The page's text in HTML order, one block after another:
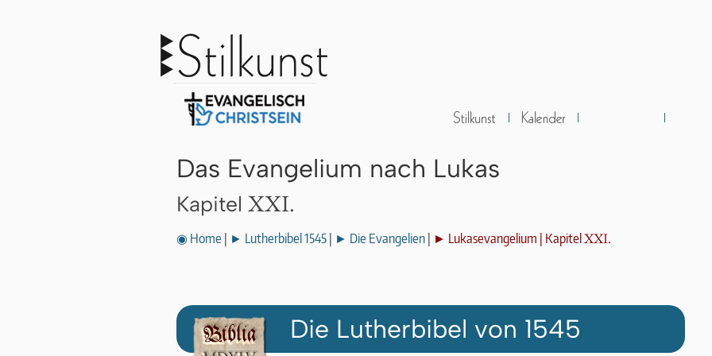
Das Evangelium nach Lukas
Kapitel XXI.
◉ Home ► Lutherbibel 1545 ► Die Evangelien ► Lukasevangelium | Kapitel XXI.
Die Lutherbibel von 1545